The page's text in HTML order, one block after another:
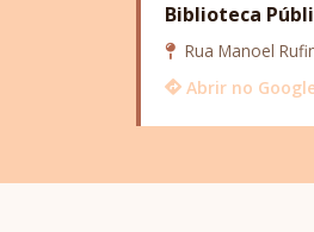
Biblioteca
Rua Manoel
Abrir no